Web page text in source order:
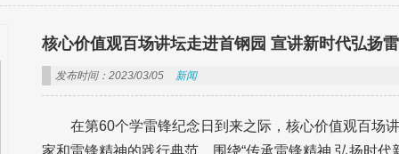
核心价值观百场讲坛走进首钢园 宣讲新时代弘扬
发布时间：2023/03/05 新闻
在第60个学雷锋纪念日到来之际，核心价值观百场
家和雷锋精神的践行典范，围绕“传承雷锋精神 弘扬时代